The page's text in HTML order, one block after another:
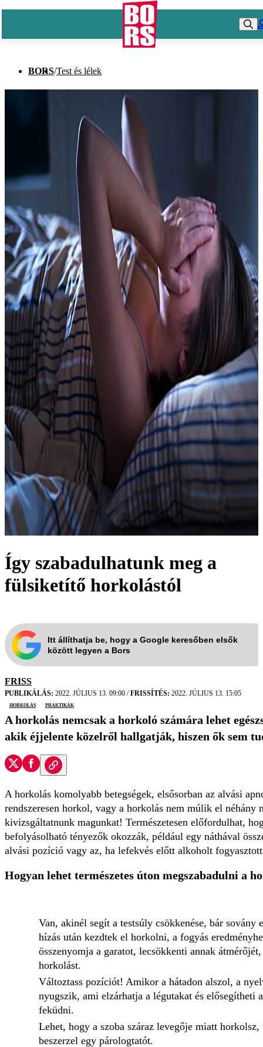
BORS/Test és lélek
Így szabadulhatunk meg a
fülsiketítő horkolástól
Itt állíthatja be, hogy a Google keresőben elsők
között legyen a Bors
FRISS
PUBLIKÁLÁS: 2022. JÚLIUS 13. 09:00 /FRISSÍTÉS: 2022. JÚLIUS 13. 15:05
horkolás
praktikák
A horkolás nemcsak a horkoló számára lehet
akik éjjelente közelről hallgatják, hiszen ők sem
A horkolás komolyabb betegségek, elsősorban az alvási
rendszeresen horkol, vagy a horkolás nem múlik el néhány
kivizsgáltatnunk magunkat! Természetesen előfordulhat,
befolyásolható tényezők okozzák, például egy náthával
alvási pozíció vagy az, ha lefekvés előtt alkoholt
Hogyan lehet természetes úton megszabadulni a
Van, akinél segít a testsúly csökkenése, bár
hízás után kezdtek el horkolni, a fogyás
összenyomja a garatot, lecsökkenti annak
horkolást.
Változtass pozíciót! Amikor a hátadon alszol, a
nyugszik, ami elzárhatja a légutakat és
feküdni.
Lehet, hogy a szoba száraz levegője miatt
beszerzel egy párologtatót.